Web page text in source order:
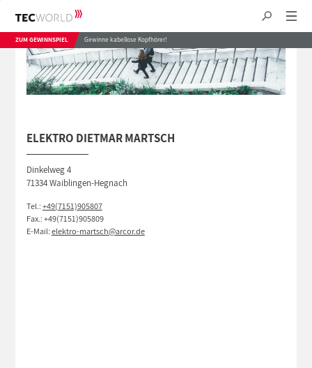
ZUM GEWINNSPIEL Gewinne kabellose Kopfhörer!
ELEKTRO DIETMAR MARTSCH
Dinkelweg 4
71334 Waiblingen-Hegnach
Tel.:+49(7151)905807
Fax.: +49(7151)905809
E-Mail:elektro-martsch@arcor.de